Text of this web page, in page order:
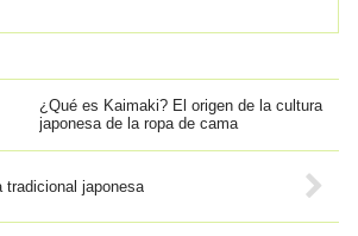
¿Qué es Kaimaki? El origen de la cultura
japonesa de la ropa de cama
tradicional japonesa